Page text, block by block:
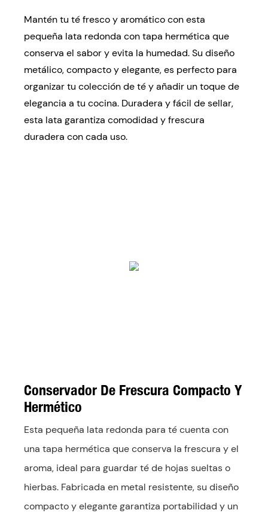
Mantén tu té fresco y aromático con esta
pequeña lata redonda con tapa hermética que
conserva el sabor y evita la humedad. Su diseño
metálico, compacto y elegante, es perfecto para
organizar tu colección de té y añadir un toque de
elegancia a tu cocina. Duradera y fácil de sellar,
esta lata garantiza comodidad y frescura
duradera con cada uso.
Conservador De Frescura Compacto Y
Hermético
Esta pequeña lata redonda para té cuenta con
una tapa hermética que conserva la frescura y el
aroma, ideal para guardar té de hojas sueltas o
hierbas. Fabricada en metal resistente, su diseño
compacto y elegante garantiza portabilidad y un